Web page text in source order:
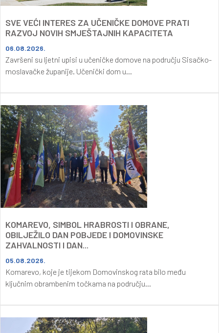
SVE VEĆI INTERES ZA UČENIČKE DOMOVE PRATI
RAZVOJ NOVIH SMJEŠTAJNIH KAPACITETA
06.08.2026.
Završeni su ljetni upisi u učeničke domove na području Sisačko-
moslavačke županije. Učenički dom u...
KOMAREVO, SIMBOL HRABROSTI I OBRANE,
OBILJEŽILO DAN POBJEDE I DOMOVINSKE
ZAHVALNOSTI I DAN...
05.08.2026.
Komarevo, koje je tijekom Domovinskog rata bilo među
ključnim obrambenim točkama na području...